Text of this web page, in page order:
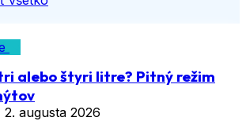
alebo štyri litre? Pitný režim
2. augusta 2026